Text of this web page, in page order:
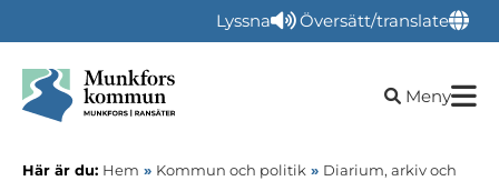
Lyssna Översätt/translate
Öppna
Meny
Här är du: Hem » Kommun och politik » Diarium, arkiv och